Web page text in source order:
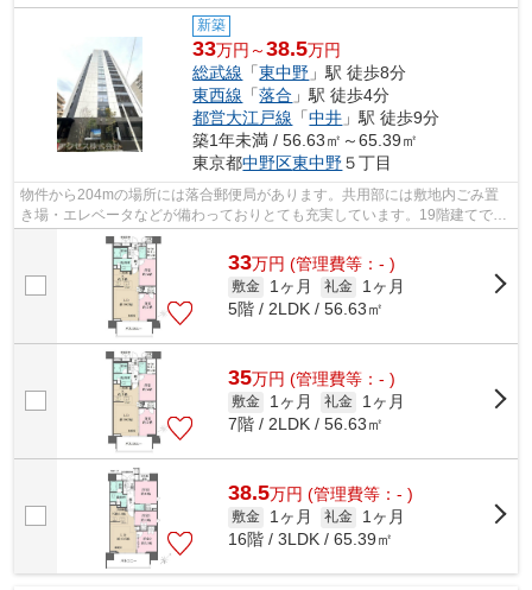
新築
33万円～38.5万円
総武線 「東中野 」駅 徒歩8分
東西線 「落合 」駅 徒歩4分
都営大江戸線 「中井 」駅 徒歩9分
築1年未満 / 56.63㎡～65.39㎡
東京都中野区東中野５丁目
物件から204mの場所には落合郵便局があります。共用部には敷地内ごみ置
き場・エレベータなどが備わっておりとても充実しています。19階建てで街
並みにも馴染んだ物件です。こちらの物...
33万円 (管理費等：- )
敷金 1ヶ月 礼金
1ヶ月
5階 / 2LDK / 56.63㎡
35万円 (管理費等：- )
敷金 1ヶ月 礼金
1ヶ月
7階 / 2LDK / 56.63㎡
38.5万円 (管理費等：- )
敷金 1ヶ月 礼金
1ヶ月
16階 / 3LDK / 65.39㎡